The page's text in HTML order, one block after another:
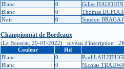
Blanc
0 Gilles HAUQUIN
Blanc
0 Thomas
Noir
0 Siméon BRAGA
Championnat de Bordeaux
(Le Bouscat, 29-01-2022) niveau d'inscription :
Couleur
Hd
Blanc
0 Paul
Blanc
0 Nicolas